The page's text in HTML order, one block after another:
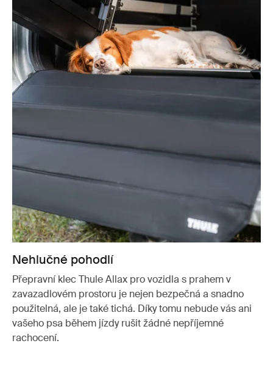
Nehlučné pohodlí
Přepravní klec Thule Allax pro vozidla s prahem v
zavazadlovém prostoru je nejen bezpečná a snadno
použitelná, ale je také tichá. Díky tomu nebude vás ani
vašeho psa během jízdy rušit žádné nepříjemné
rachocení.